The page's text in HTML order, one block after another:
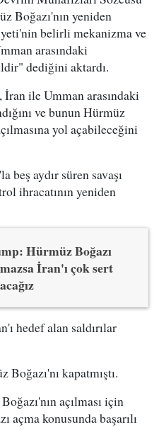
Boğazı'nın yeniden
belirli mekanizma ve
arasındaki
dediğini aktardı.
ile Umman arasındaki
ve bunun Hürmüz
yol açabileceğini
aydır süren savaşı
ihracatının yeniden
Hürmüz Boğazı
İran'ı çok sert
hedef alan saldırılar
kapatmıştı.
açılması için
açma konusunda başarılı